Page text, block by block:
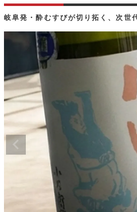
岐阜発・酔むすびが切り拓く、次世